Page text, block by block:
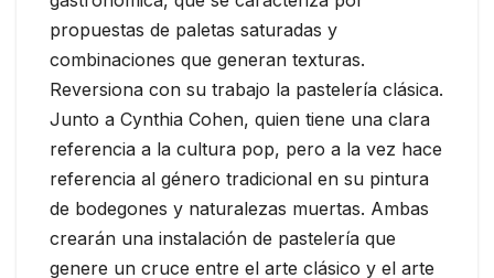
propuestas de paletas saturadas y
combinaciones que generan texturas.
Reversiona con su trabajo la pastelería clásica.
Junto a Cynthia Cohen, quien tiene una clara
referencia a la cultura pop, pero a la vez hace
referencia al género tradicional en su pintura
de bodegones y naturalezas muertas. Ambas
crearán una instalación de pastelería que
genere un cruce entre el arte clásico y el arte